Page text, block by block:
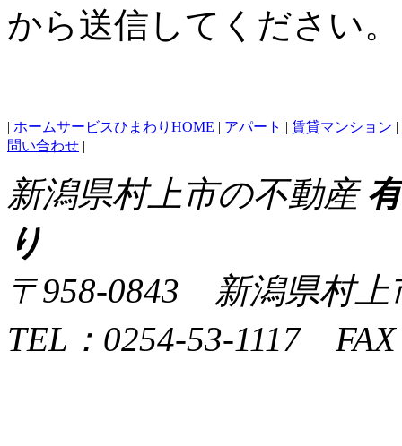
から送信してください。
| ホームサービスひまわりHOME | アパート | 賃貸マンション |
問い合わせ |
新潟県村上市の不動産
り
〒958-0843 新潟県村上
TEL：0254-53-1117